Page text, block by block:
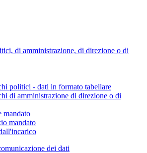
di amministrazione, di direzione o di
politici - dati in formato tabellare
di amministrazione di direzione o di
mandato
mandato
dei dati